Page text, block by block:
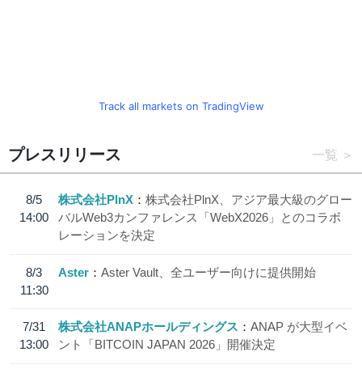
Track all markets on TradingView
プレスリリース 一覧
8/5
14:00
株式会社PlnX
株式会社PlnX、アジア最大級のグロー
バルWeb3カンファレンス「WebX2026」とのコラボ
レーションを決定
8/3
11:30
Aster Aster Vault、全ユーザー向けに提供開始
7/31
13:00
株式会社ANAPホールディングス
ANAP が大型イベ
ント「BITCOIN JAPAN 2026」開催決定